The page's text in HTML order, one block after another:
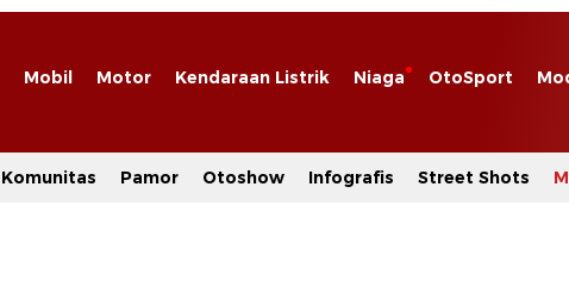
Mobil Motor Kendaraan Listrik Niaga OtoSport
Komunitas Pamor Otoshow Infografis Street Shots